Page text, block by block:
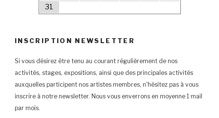
31
INSCRIPTION NEWSLETTER
Si vous désirez être tenu au courant régulièrement de nos
activités, stages, expositions, ainsi que des principales activités
auxquelles participent nos artistes membres, n'hésitez pas à vous
inscrire à notre newsletter. Nous vous enverrons en moyenne 1 mail
par mois.